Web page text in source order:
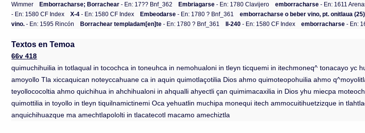
Wimmer
Emborracharse; Borrachear - En: 17?? Bnf_362 Embriagarse - En: 1780 Clavijero emborracharse - En: 1611
- En: 1580 CF Index
X-4 - En: 1580 CF Index Embeodarse - En: 1780 ? Bnf_361 emborracharse o beber vino, pt. onitlaua (25)
vino. - En: 1595 Rincón Borrachear templadam[en]te - En: 1780 ? Bnf_361 II-240 - En: 1580 CF Index emborracharse - En:
Textos en Temoa
66v 418
quimuchihuilia in totlaqual in tocochca in toneuhca in nemohualoni in tleyn ticquemi in itechmoneq^ tonacayo yc
amoyollo Tla xiccaquican noteyccahuane ca in aquin quimotlaçotilia Dios ahmo quimoteopohuilia ahmo
teyollococoltia ahmo quichihua in ahchihualoni in ahqualli ahyectli çan quimimacaxilia in Dios yhu miecpa
quimottilia in toyollo in tleyn tiquilnamictinemi Oca yehuatlin muchipa monequi itech ammocuitihuetzizque in
anquichihuazque ma amechtlapololti in tlacatecotl macamo amechiztla